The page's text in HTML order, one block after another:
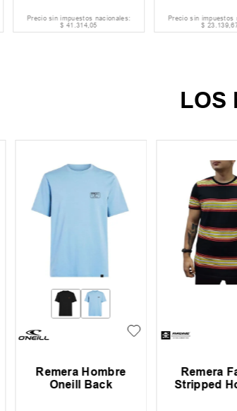
Precio sin impuestos nacionales:
$ 41 .314,05
Precio sin impuestos
$ 23.139,
LOS
Remera Hombre
Oneill Back
Remera
Stripped